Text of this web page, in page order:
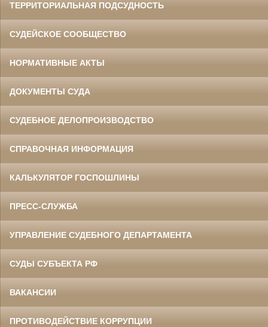
ТЕРРИТОРИАЛЬНАЯ ПОДСУДНОСТЬ
СУДЕЙСКОЕ СООБЩЕСТВО
НОРМАТИВНЫЕ АКТЫ
ДОКУМЕНТЫ СУДА
СУДЕБНОЕ ДЕЛОПРОИЗВОДСТВО
СПРАВОЧНАЯ ИНФОРМАЦИЯ
КАЛЬКУЛЯТОР ГОСПОШЛИНЫ
ПРЕСС-СЛУЖБА
УПРАВЛЕНИЕ СУДЕБНОГО ДЕПАРТАМЕНТА
СУДЫ СУБЪЕКТА РФ
ВАКАНСИИ
ПРОТИВОДЕЙСТВИЕ КОРРУПЦИИ